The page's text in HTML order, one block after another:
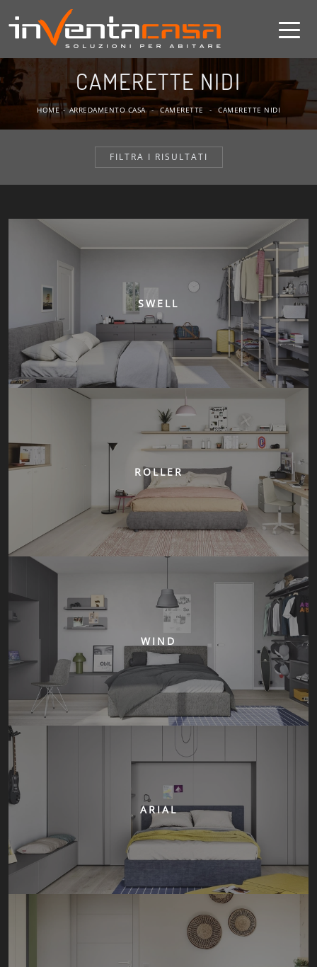
CAMERETTE NIDI
HOME - ARREDAMENTO CASA - CAMERETTE - CAMERETTE NIDI
FILTRA I RISULTATI
SWELL
ROLLER
WIND
ARIAL